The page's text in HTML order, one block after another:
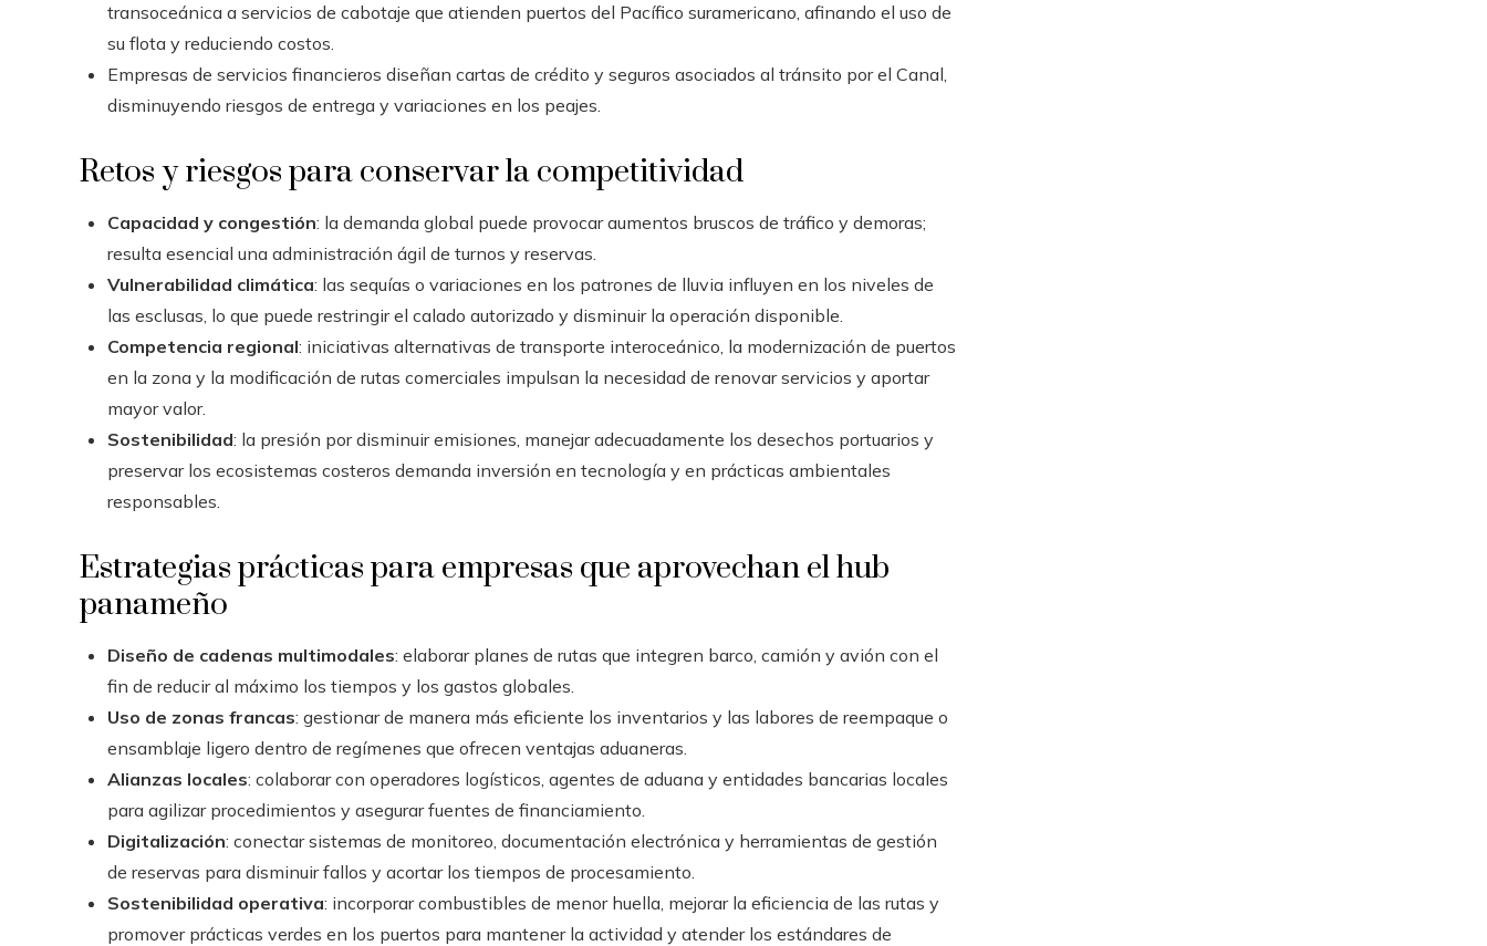
transoceánica a servicios de cabotaje que atienden puertos del Pacífico suramericano, afinando el uso de
su flota y reduciendo costos.
Empresas de servicios financieros diseñan cartas de crédito y seguros asociados al tránsito por el Canal,
disminuyendo riesgos de entrega y variaciones en los peajes.
Retos y riesgos para conservar la competitividad
Capacidad y congestión: la demanda global puede provocar aumentos bruscos de tráfico y demoras;
resulta esencial una administración ágil de turnos y reservas.
Vulnerabilidad climática: las sequías o variaciones en los patrones de lluvia influyen en los niveles de
las esclusas, lo que puede restringir el calado autorizado y disminuir la operación disponible.
Competencia regional: iniciativas alternativas de transporte interoceánico, la modernización de puertos
en la zona y la modificación de rutas comerciales impulsan la necesidad de renovar servicios y aportar
mayor valor.
Sostenibilidad: la presión por disminuir emisiones, manejar adecuadamente los desechos portuarios y
preservar los ecosistemas costeros demanda inversión en tecnología y en prácticas ambientales
responsables.
Estrategias prácticas para empresas que aprovechan el hub
panameño
Diseño de cadenas multimodales: elaborar planes de rutas que integren barco, camión y avión con el
fin de reducir al máximo los tiempos y los gastos globales.
Uso de zonas francas: gestionar de manera más eficiente los inventarios y las labores de reempaque o
ensamblaje ligero dentro de regímenes que ofrecen ventajas aduaneras.
Alianzas locales: colaborar con operadores logísticos, agentes de aduana y entidades bancarias locales
para agilizar procedimientos y asegurar fuentes de financiamiento.
Digitalización: conectar sistemas de monitoreo, documentación electrónica y herramientas de gestión
de reservas para disminuir fallos y acortar los tiempos de procesamiento.
Sostenibilidad operativa: incorporar combustibles de menor huella, mejorar la eficiencia de las rutas y
promover prácticas verdes en los puertos para mantener la actividad y atender los estándares de